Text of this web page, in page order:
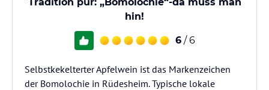
hin!
6 / 6
Selbstkekelterter Apfelwein ist das Markenzeichen
der Bomolochie in Rüdesheim. Typische lokale